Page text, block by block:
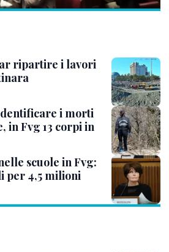
ripartire i lavori
i morti
in Fvg 13 corpi in
scuole in Fvg:
per 4,5 milioni